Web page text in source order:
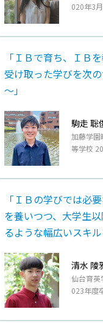
020年3
「ＩＢで育ち、ＩＢ
受け取った学びを次
～」
駒走 聡
加藤学園
等学校
「ＩＢの学びでは必
を養いつつ、大学生
るような幅広いスキ
清水 陵
仙台育英
023年度